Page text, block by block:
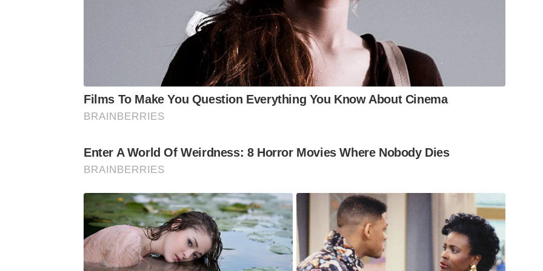
ótima reunião”, disse Trump a jornalistas em voo para o Japão.
Films To Make You Question Everything You Know About Cinema
BRAINBERRIES
Enter A World Of Weirdness: 8 Horror Movies Where Nobody Dies
BRAINBERRIES